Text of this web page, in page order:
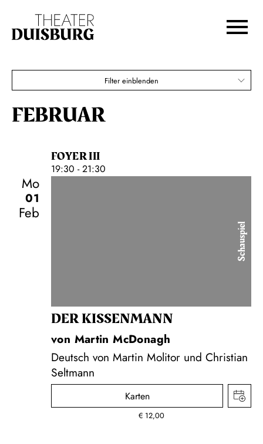
Zur Hauptnavigation springen
Zum Footer springen
Opernsaga geht weiter
FEBRUAR
FOYER III
19:30 - 21:30
Mo
01
Feb
Schauspiel
DER KISSEN­MANN
von Martin McDonagh
Deutsch von Martin Molitor und Christian
Seltmann
Karten
€ 12,00